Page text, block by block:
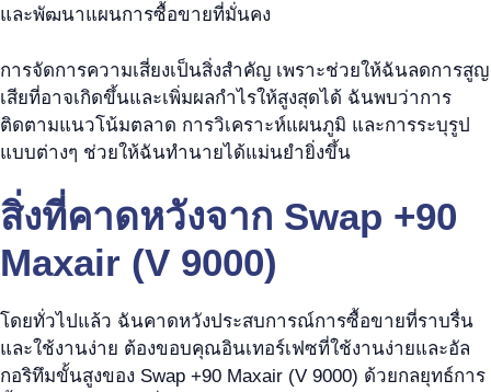
และพัฒนาแผนการซื้อขายที่มั่นคง
การจัดการความเสี่ยงเป็นสิ่งสำคัญ เพราะช่วยให้ฉันลดการสูญ
เสียที่อาจเกิดขึ้นและเพิ่มผลกำไรให้สูงสุดได้ ฉันพบว่าการ
ติดตามแนวโน้มตลาด การวิเคราะห์แผนภูมิ และการระบุรูป
แบบต่างๆ ช่วยให้ฉันทำนายได้แม่นยำยิ่งขึ้น
สิ่งที่คาดหวังจาก Swap +90
Maxair (V 9000)
โดยทั่วไปแล้ว ฉันคาดหวังประสบการณ์การซื้อขายที่ราบรื่น
และใช้งานง่าย ต้องขอบคุณอินเทอร์เฟซที่ใช้งานง่ายและอัล
กอริทึมขั้นสูงของ Swap +90 Maxair (V 9000) ด้วยกลยุทธ์การ